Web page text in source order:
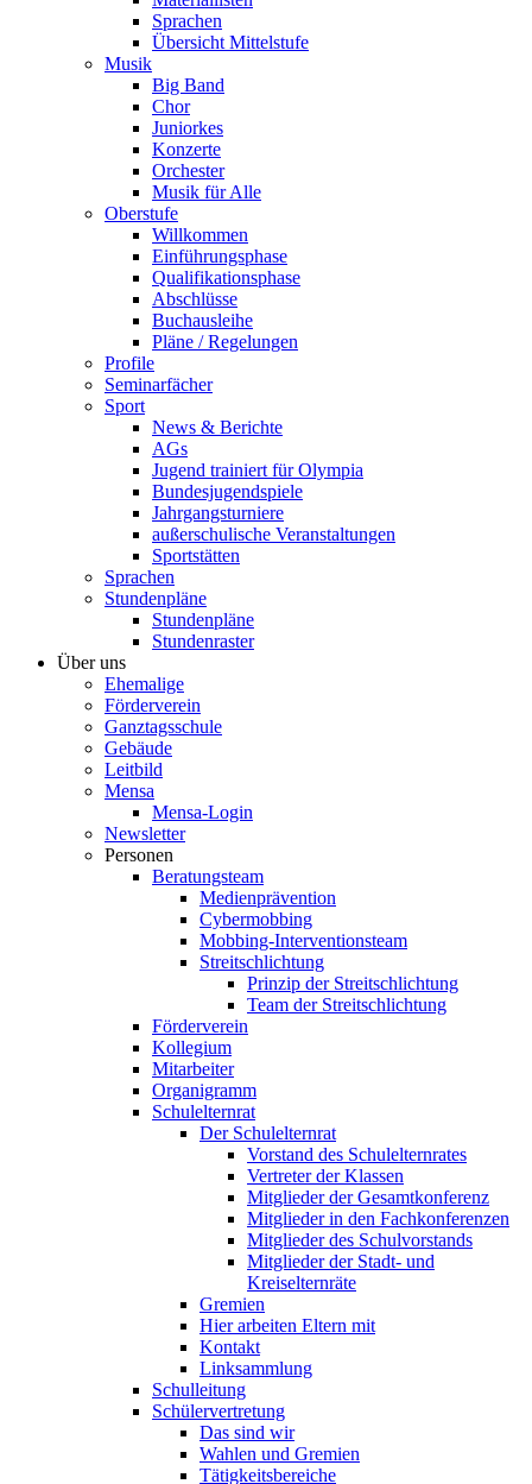
Sprachen
Übersicht Mittelstufe
Musik
Big Band
Chor
Juniorkes
Konzerte
Orchester
Musik für Alle
Oberstufe
Willkommen
Einführungsphase
Qualifikationsphase
Abschlüsse
Buchausleihe
Pläne / Regelungen
Profile
Seminarfächer
Sport
News & Berichte
AGs
Jugend trainiert für Olympia
Bundesjugendspiele
Jahrgangsturniere
außerschulische Veranstaltungen
Sportstätten
Sprachen
Stundenpläne
Stundenpläne
Stundenraster
Über uns
Ehemalige
Förderverein
Ganztagsschule
Gebäude
Leitbild
Mensa
Mensa-Login
Newsletter
Personen
Beratungsteam
Medienprävention
Cybermobbing
Mobbing-Interventionsteam
Streitschlichtung
Prinzip der Streitschlichtung
Team der Streitschlichtung
Förderverein
Kollegium
Mitarbeiter
Organigramm
Schulelternrat
Der Schulelternrat
Vorstand des Schulelternrates
Vertreter der Klassen
Mitglieder der Gesamtkonferenz
Mitglieder in den Fachkonferenzen
Mitglieder des Schulvorstands
Mitglieder der Stadt- und
Kreiselternräte
Gremien
Hier arbeiten Eltern mit
Kontakt
Linksammlung
Schulleitung
Schülervertretung
Das sind wir
Wahlen und Gremien
Tätigkeitsbereiche